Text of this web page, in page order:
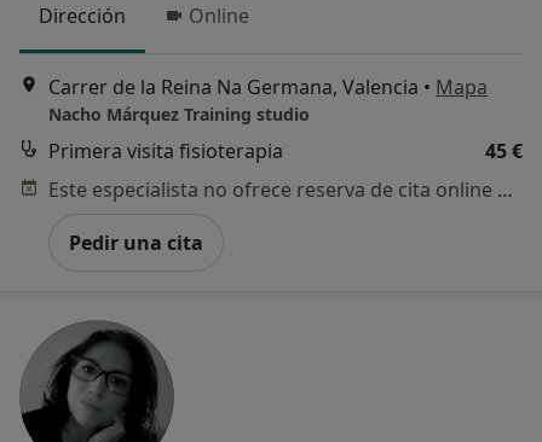
Dirección Online
Carrer de la Reina Na Germana, Valencia • Mapa
Nacho Márquez Training studio
Primera visita fisioterapia
45 €
Este especialista no ofrece reserva de cita online en esta dirección.
Pedir una cita